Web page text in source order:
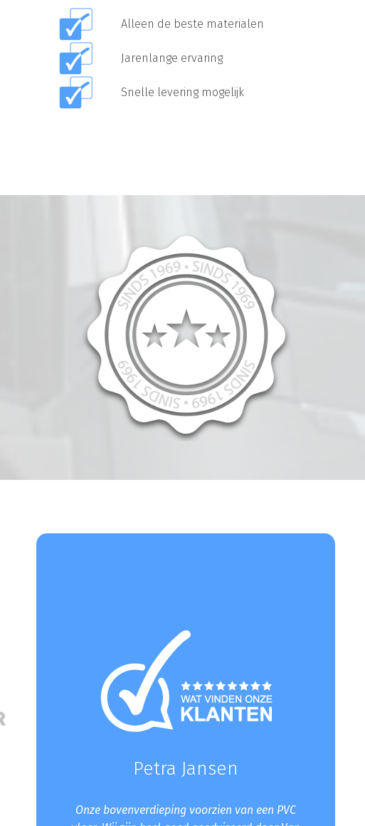
Alleen de beste materialen
Jarenlange ervaring
Snelle levering mogelijk
Coen Visser
Wij zijn zeer tevreden met onze betonlook vloer.